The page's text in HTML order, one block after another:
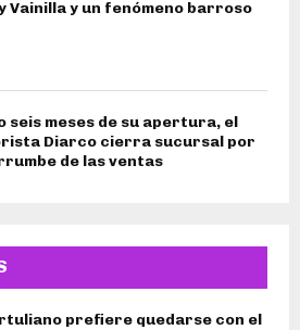
Vainilla y un fenómeno barroso
seis meses de su apertura, el
Diarco cierra sucursal por
de las ventas
prefiere quedarse con el